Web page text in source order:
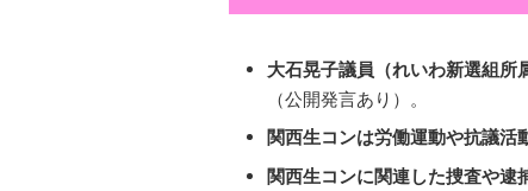
大石晃子議員（れいわ新選組所
（公開発言あり）。
関西生コンは労働運動や抗議
関西生コンに関連した捜査や逮